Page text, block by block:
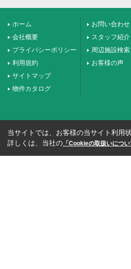
ホーム
会社概要
プライバシーポリシー
利用規約
サイトマップ
物件カタログ
お問い合わせ
スタッフ紹介
周辺施設検索
お客様の声
当サイトでは、お客様の当サイト利用
詳しくは、当社の 「Cookieの取扱いについ